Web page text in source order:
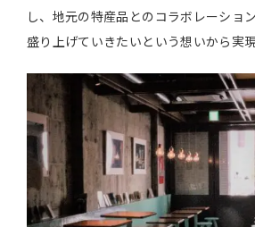
し、地元の特産品とのコラボレーショ
盛り上げていきたいという想いから実現